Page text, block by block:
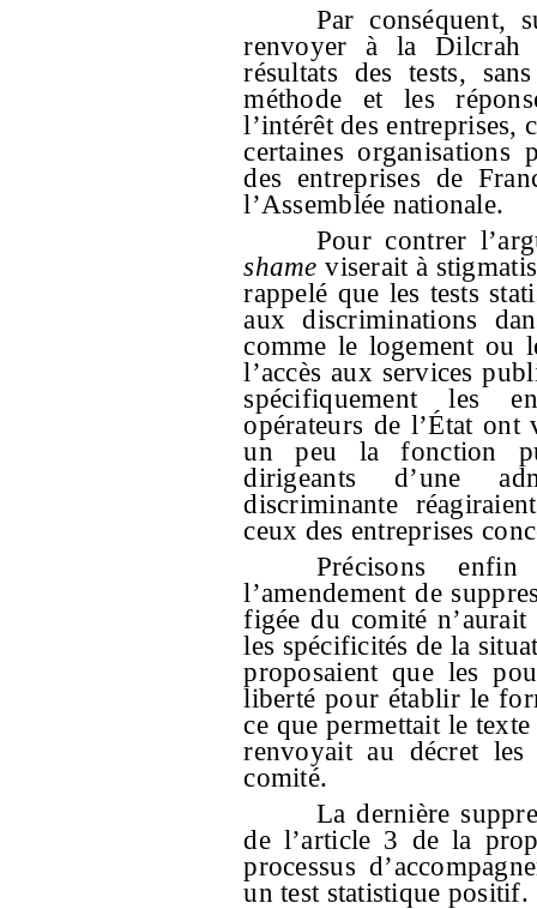
Par conséquent,
renvoyer à la Dilcrah
résultats des tests,
méthode et les
l’intérêt des entreprises,
certaines organisations
des entreprises de
l’Assemblée nationale.
Pour contrer
shame viserait à
rappelé que les tests
aux discriminations
comme le logement ou
l’accès aux services
spécifiquement les
opérateurs de l’État ont
un peu la fonction
dirigeants d’une
discriminante
ceux des entreprises
Précisons
l’amendement de
figée du comité
les spécificités de la
proposaient que les
liberté pour établir le
ce que permettait le
renvoyait au décret
comité.
La dernière
de l’article 3 de la
processus
un test statistique positif.